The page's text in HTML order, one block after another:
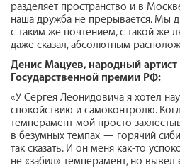
разделяет пространство и в
наша дружба не прерывается. Мы
с таким же почтением, с такой же
даже сказал, абсолютным
Денис Мацуев, народный артист
Государственной премии РФ:
«У Сергея Леонидовича я хотел
спокойствию и самоконтролю.
темперамент мой просто
в безумных темпах — горячий
так сказать. И он меня как-то
не «забил» темперамент, но